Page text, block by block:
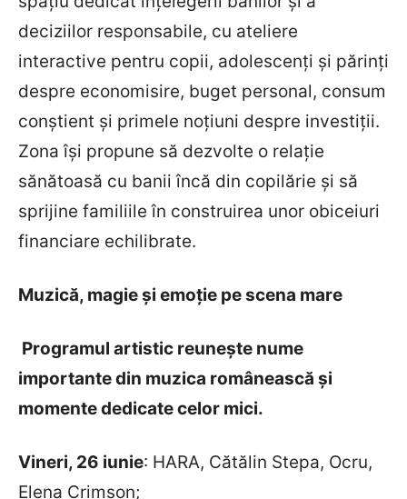
deciziilor responsabile, cu ateliere
interactive pentru copii, adolescenți și părinți
despre economisire, buget personal, consum
conștient și primele noțiuni despre investiții.
Zona își propune să dezvolte o relație
sănătoasă cu banii încă din copilărie și să
sprijine familiile în construirea unor obiceiuri
financiare echilibrate.
Muzică, magie și emoție pe scena mare
Programul artistic reunește nume
importante din muzica românească și
momente dedicate celor mici.
Vineri, 26 iunie: HARA, Cătălin Stepa, Ocru,
Elena Crimson;